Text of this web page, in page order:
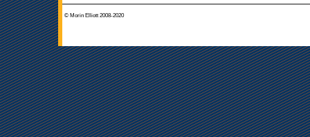
© Morin Elliott 2008-2020